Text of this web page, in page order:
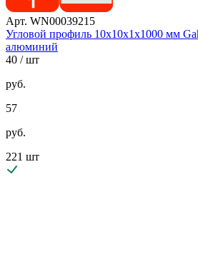
Арт. WN00039215
Угловой профиль 10х10х1х1000 мм
алюминий
40 / шт
руб.
57
руб.
221 шт